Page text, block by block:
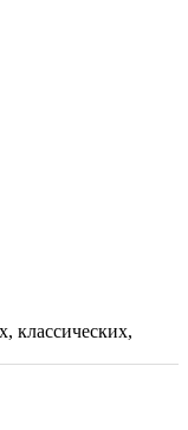
классических,